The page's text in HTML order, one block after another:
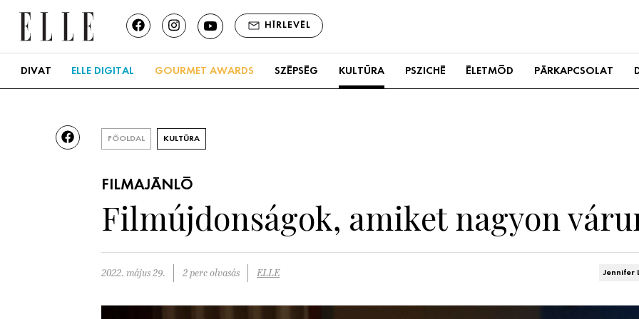
HÍRLEVÉL
DIVAT ELLE DIGITAL GOURMET AWARDS SZÉPSÉG KULTÚRA PSZICHÉ ÉLETMÓD PÁRKAPCSOLAT
FŐOLDAL KULTÚRA
FILMAJÁNLÓ
Filmújdonságok, amiket nagyon
2022. május 29. 2 perc olvasás ELLE Jennifer